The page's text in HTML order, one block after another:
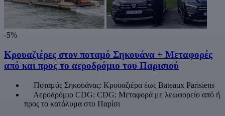
-5%
Κρουαζιέρες στον ποταμό Σηκουάνα + Μεταφορές
από και προς το αεροδρόμιο του Παρισιού
Ποταμός Σηκουάνας: Κρουαζιέρα έως Bateaux Parisiens
Αεροδρόμιο CDG: CDG: Μεταφορά με λεωφορείο από ή
προς το κατάλυμα στο Παρίσι